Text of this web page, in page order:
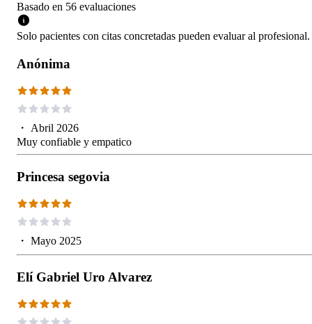
Basado en 56 evaluaciones
Solo pacientes con citas concretadas pueden evaluar al profesional.
Anónima
・ Abril 2026
Muy confiable y empatico
Princesa segovia
・ Mayo 2025
Elí Gabriel Uro Alvarez